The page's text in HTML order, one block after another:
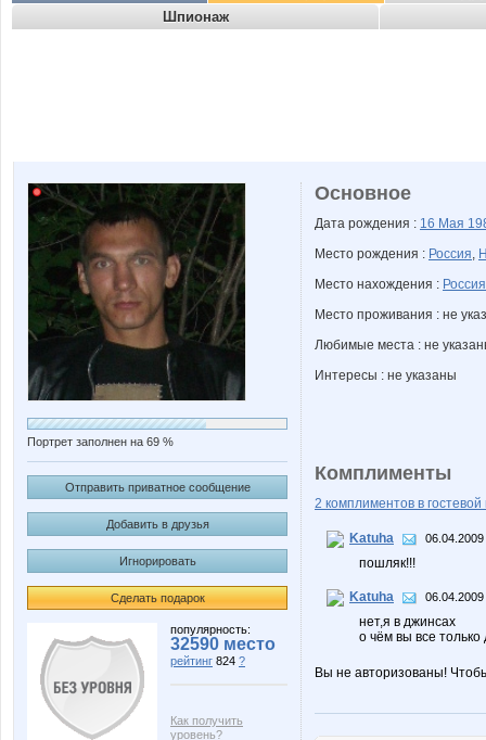
Шпионаж
Портрет заполнен на 69 %
Отправить приватное сообщение
Добавить в друзья
Игнорировать
Сделать подарок
популярность:
32590 место
рейтинг 824 ?
Как получить
уровень?
Основное
Дата рождения : 16 Мая
Место рождения : Россия,
Место нахождения : Россия
Место проживания : не
Любимые места : не
Интересы : не указаны
Комплименты
2 комплиментов в гостевой
Katuha
пошляк!!!
Katuha
нет,я в джинсах
о чём вы все только
Вы не авторизованы!